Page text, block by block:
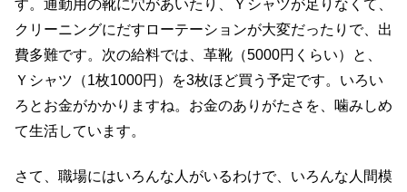
す。通勤用の靴に穴があいたり、Ｙシャツが足りなくて、
クリーニングにだすローテーションが大変だったりで、出
費多難です。次の給料では、革靴（5000円くらい）と、
Ｙシャツ（1枚1000円）を3枚ほど買う予定です。いろい
ろとお金がかかりますね。お金のありがたさを、噛みしめ
て生活しています。
さて、職場にはいろんな人がいるわけで、いろんな人間模